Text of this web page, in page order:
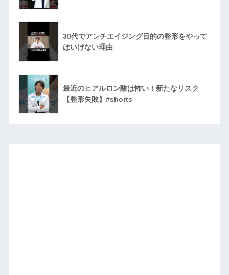
30代でアンチエイジング目的の整形をやって
はいけない理由
最近のヒアルロン酸は怖い！新たなリスク
【整形失敗】#shorts